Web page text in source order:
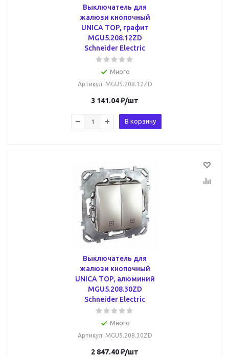
Выключатель для
жалюзи кнопочный
UNICA TOP, графит
MGU5.208.12ZD
Schneider Electric
Много
Артикул: MGU5.208.12ZD
3 141.04₽/шт
В корзину
Выключатель для
жалюзи кнопочный
UNICA TOP, алюминий
MGU5.208.30ZD
Schneider Electric
Много
Артикул: MGU5.208.30ZD
2 847.40₽/шт